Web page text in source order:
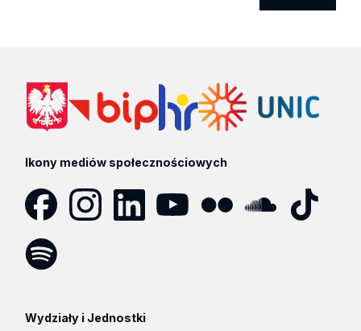
Ikony mediów społecznościowych
Wydziały i Jednostki